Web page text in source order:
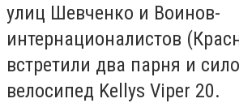
улиц Шевченко и Воинов-
интернационалистов
встретили два парня и
велосипед Kellys Viper 20.